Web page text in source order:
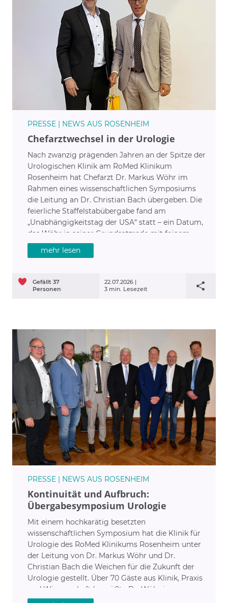
PRESSE | NEWS AUS ROSENHEIM
Chefarztwechsel in der Urologie
Nach zwanzig prägenden Jahren an der Spitze der
Urologischen Klinik am RoMed Klinikum
Rosenheim hat Chefarzt Dr. Markus Wöhr im
Rahmen eines wissenschaftlichen Symposiums
die Leitung an Dr. Christian Bach übergeben. Die
feierliche Staffelstabübergabe fand am
„Unabhängigkeitstag der USA“ statt – ein Datum,
das Wöhr in seiner Grundsatzrede mit feinem
Humor und persönlicher Note aufgriff.
mehr lesen
22.07.2026 |
3 min. Lesezeit
Gefällt 37
Personen
PRESSE | NEWS AUS ROSENHEIM
Kontinuität und Aufbruch:
Übergabesymposium Urologie
Mit einem hochkarätig besetzten
wissenschaftlichen Symposium hat die Klinik für
Urologie des RoMed Klinikums Rosenheim unter
der Leitung von Dr. Markus Wöhr und Dr.
Christian Bach die Weichen für die Zukunft der
Urologie gestellt. Über 70 Gäste aus Klinik, Praxis
und Wissenschaft begrüßte Dr. Wöhr im
Bildungs- und Pfarrzentrum St. Nikolaus „Mit der